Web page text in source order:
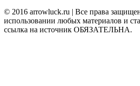
© 2016 arrowluck.ru | Все права
использовании любых материалов и
ссылка на источник ОБЯЗАТЕЛЬНА.